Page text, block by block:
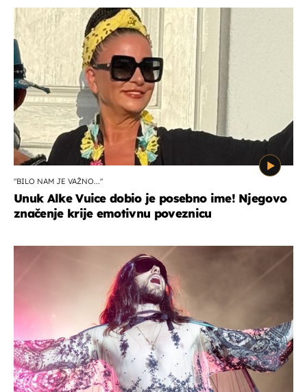
"BILO NAM JE VAŽNO..."
Unuk Alke Vuice dobio je posebno ime! Njegovo
značenje krije emotivnu poveznicu